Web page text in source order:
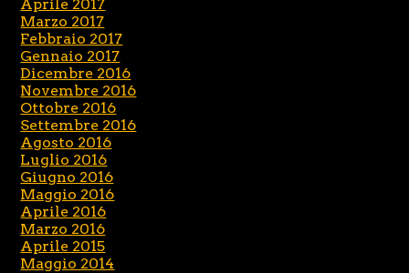
Aprile 2017
Marzo 2017
Febbraio 2017
Gennaio 2017
Dicembre 2016
Novembre 2016
Ottobre 2016
Settembre 2016
Agosto 2016
Luglio 2016
Giugno 2016
Maggio 2016
Aprile 2016
Marzo 2016
Aprile 2015
Maggio 2014